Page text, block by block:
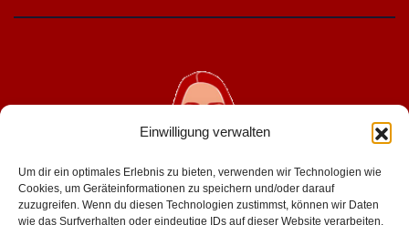
Einwilligung verwalten
Um dir ein optimales Erlebnis zu bieten, verwenden wir Technologien wie
Cookies, um Geräteinformationen zu speichern und/oder darauf
zuzugreifen. Wenn du diesen Technologien zustimmst, können wir Daten
wie das Surfverhalten oder eindeutige IDs auf dieser Website verarbeiten.